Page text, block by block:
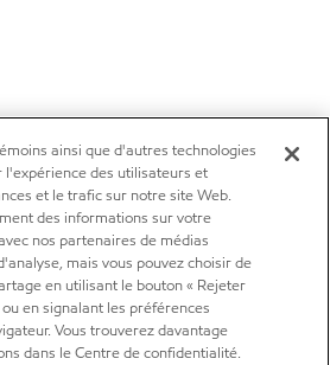
ainsi que d'autres technologies
des utilisateurs et
et le trafic sur notre site Web.
des informations sur votre
nos partenaires de médias
mais vous pouvez choisir de
en utilisant le bouton « Rejeter
en signalant les préférences
Vous trouverez davantage
dans le Centre de confidentialité.